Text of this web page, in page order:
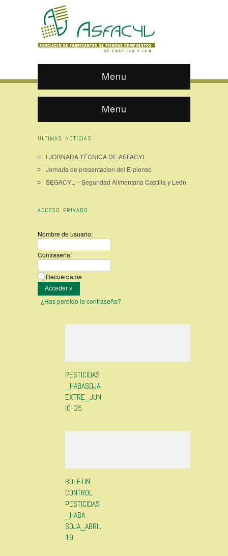
Menu
Menu
ÚLTIMAS NOTICIAS
I JORNADA TÉCNICA DE ASFACYL
Jornada de presentacion del E-pienso
SEGACYL – Seguridad Alimentaria Castilla y León
ACCESO PRIVADO
Nombre de usuario:
Contraseña:
Recuérdame
¿Has perdido la contraseña?
PESTICIDAS
_HABASOJA
EXTRE_JUN
IO 25
BOLETIN
CONTROL
PESTICIDAS
_HABA
SOJA_ABRIL
19